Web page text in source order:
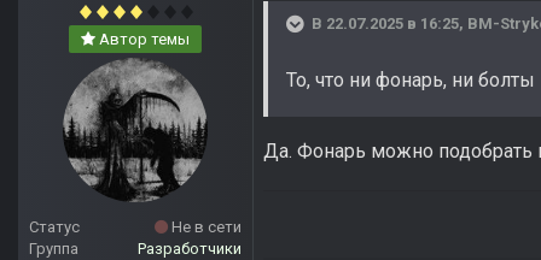
Автор темы
Статус
Не в сети
Группа
Разработчики
В 22.07.2025 в 16:25, BM-
То, что ни фонарь, ни
Да. Фонарь можно подобрать